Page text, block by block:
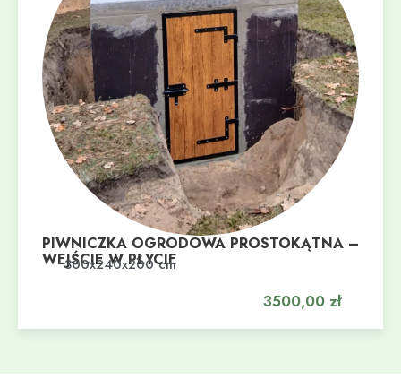
PIWNICZKA OGRODOWA PROSTOKĄTNA –
WEJŚCIE W PŁYCIE
300x240x200 cm
3500,00 zł
Dodaj do koszyka